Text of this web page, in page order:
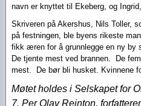
navn er knyttet til Ekeberg, og
Skriveren på Akershus, Nils Toller,
på festningen, ble byens rikeste
fikk æren for å grunnlegge en ny by
De tjente mest ved brannen. De
mest. De bør bli husket. Kvinnene
Møtet holdes i Selskapet for
7. Per Olav Reinton,